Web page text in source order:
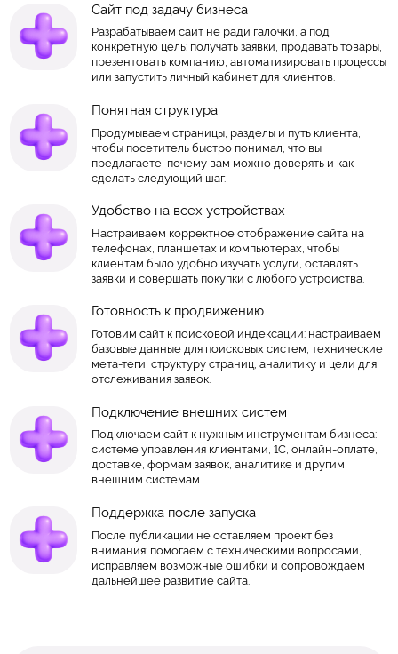
Сайт под задачу бизнеса
Разрабатываем сайт не ради галочки, а под
конкретную цель: получать заявки, продавать товары,
презентовать компанию, автоматизировать процессы
или запустить личный кабинет для клиентов.
Понятная структура
Продумываем страницы, разделы и путь клиента,
чтобы посетитель быстро понимал, что вы
предлагаете, почему вам можно доверять и как
сделать следующий шаг.
Удобство на всех устройствах
Настраиваем корректное отображение сайта на
телефонах, планшетах и компьютерах, чтобы
клиентам было удобно изучать услуги, оставлять
заявки и совершать покупки с любого устройства.
Готовность к продвижению
Готовим сайт к поисковой индексации: настраиваем
базовые данные для поисковых систем, технические
мета-теги, структуру страниц, аналитику и цели для
отслеживания заявок.
Подключение внешних систем
Подключаем сайт к нужным инструментам бизнеса:
системе управления клиентами, 1С, онлайн-оплате,
доставке, формам заявок, аналитике и другим
внешним системам.
Поддержка после запуска
После публикации не оставляем проект без
внимания: помогаем с техническими вопросами,
исправляем возможные ошибки и сопровождаем
дальнейшее развитие сайта.